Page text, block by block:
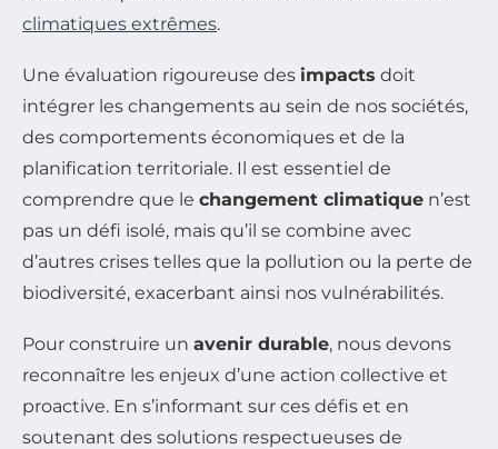
climatiques extrêmes.
Une évaluation rigoureuse des impacts doit
intégrer les changements au sein de nos sociétés,
des comportements économiques et de la
planification territoriale. Il est essentiel de
comprendre que le changement climatique n’est
pas un défi isolé, mais qu’il se combine avec
d’autres crises telles que la pollution ou la perte de
biodiversité, exacerbant ainsi nos vulnérabilités.
Pour construire un avenir durable, nous devons
reconnaître les enjeux d’une action collective et
proactive. En s’informant sur ces défis et en
soutenant des solutions respectueuses de